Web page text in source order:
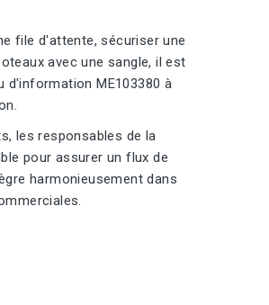
file d'attente, sécuriser une
avec une sangle, il est
d'information ME103380 à
les responsables de la
pour assurer un flux de
harmonieusement dans